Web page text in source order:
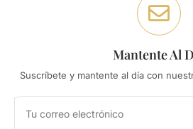
Mantente Al
Suscríbete y mantente al día con